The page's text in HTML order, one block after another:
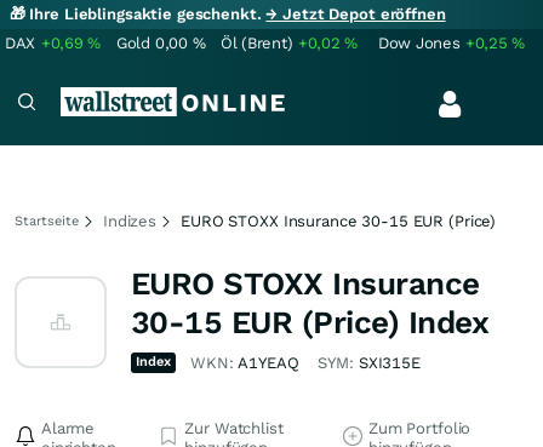
🎁 Ihre Lieblingsaktie geschenkt.→ Jetzt Depot eröffnen
DAX +0,69% Gold 0,00 % Öl (Brent) +0,02% Dow Jones +0,25%
Startseite Indizes EURO STOXX Insurance 30-15 EUR (Price)
EURO STOXX Insurance
30-15 EUR (Price) Index
Index WKN:A1YEAQ SYM: SXI315E
Alarme
Zur Watchlist
Zum Portfolio